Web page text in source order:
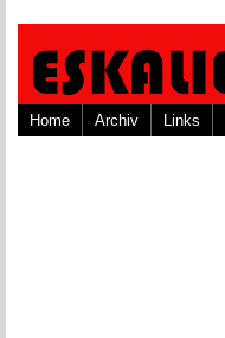
Home Archiv Links